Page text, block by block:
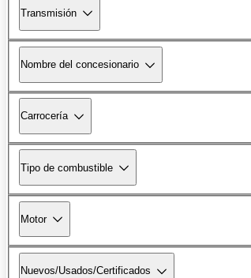
Transmisión
Nombre del concesionario
Carrocería
Tipo de combustible
Motor
Nuevos/Usados/Certificados